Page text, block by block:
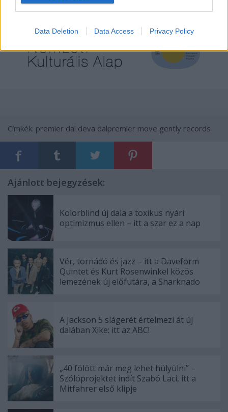
Data Deletion Data Access Privacy Policy
Címkék: premier dal deva dalpremier move gently records
Ajánlott bejegyzések:
Kolorblind új dala a toxikus nyári
optimizmus ellen – itt a szar ez a nap
Vér, tornádó és jazz – itt a Daveform
Quintet és Kurt Rosenwinkel közös
lemezének új előfutára, a Sharknado
A Jackson 5 slágerét értelmezi át új
dalában Xike: itt az ABC!
„40 fölött már meg lehet hülyülni” –
Szólóprojektet indít Szabó Laci, itt a
Mitfahrer első klipje